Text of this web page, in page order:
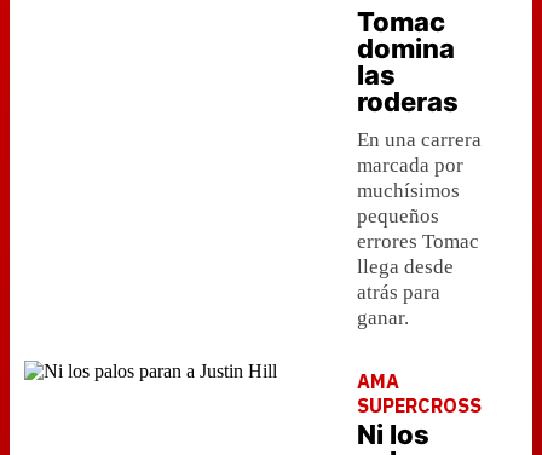
Tomac
domina
las
roderas
En una carrera
marcada por
muchísimos
pequeños
errores Tomac
llega desde
atrás para
ganar.
AMA
SUPERCROSS
Ni los